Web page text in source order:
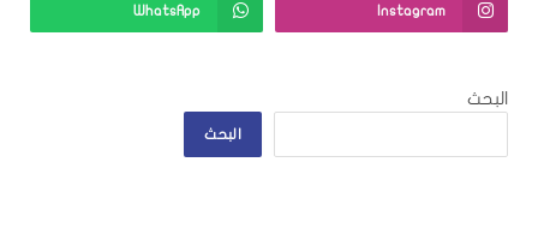
Instagram
WhatsApp
البحث
البحث